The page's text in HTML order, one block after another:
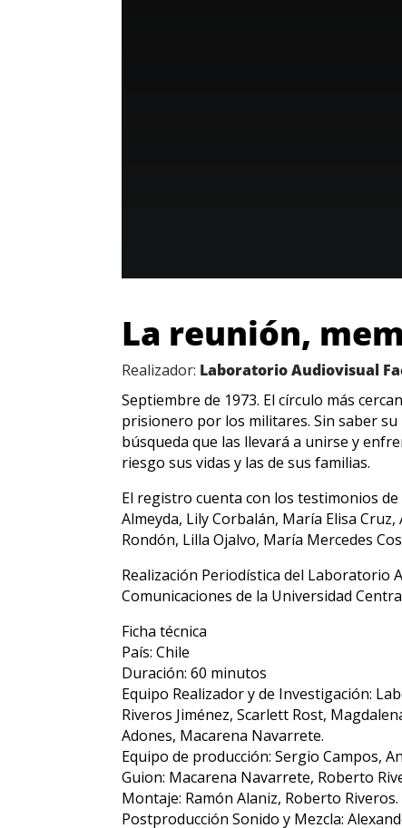
La reunión,
Realizador: Laboratorio Audiovisual
Septiembre de 1973. El círculo más
prisionero por los militares. Sin saber
búsqueda que las llevará a unirse y
riesgo sus vidas y las de sus familias.
El registro cuenta con los testimonios
Almeyda, Lily Corbalán, María Elisa
Rondón, Lilla Ojalvo, María Mercedes
Realización Periodística del Laboratorio
Comunicaciones de la Universidad
Ficha técnica
País: Chile
Duración: 60 minutos
Equipo Realizador y de Investigación:
Riveros Jiménez, Scarlett Rost,
Adones, Macarena Navarrete.
Equipo de producción: Sergio Campos,
Guion: Macarena Navarrete, Roberto
Montaje: Ramón Alaniz, Roberto Riveros.
Postproducción Sonido y Mezcla: